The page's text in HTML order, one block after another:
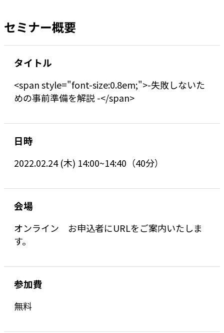
セミナー概要
タイトル
<span style="font-size:0.8em;">-失敗しないた
めの事前準備を解説 -</span>
日時
2022.02.24 (木) 14:00~14:40（40分）
会場
オンライン お申込者にURLをご案内いたしま
す。
参加費
無料